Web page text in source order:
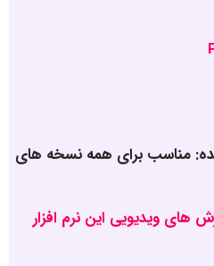
مناسب برای همه نسخه های
های ویدیویی این نرم افزار